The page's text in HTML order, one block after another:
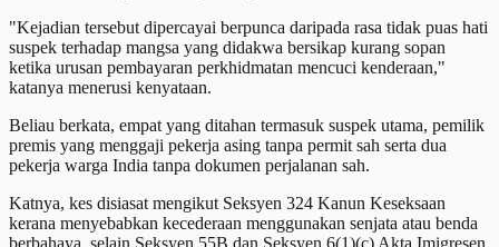
"Kejadian tersebut dipercayai berpunca daripada rasa tidak puas hati
suspek terhadap mangsa yang didakwa bersikap kurang sopan
ketika urusan pembayaran perkhidmatan mencuci kenderaan,"
katanya menerusi kenyataan.
Beliau berkata, empat yang ditahan termasuk suspek utama, pemilik
premis yang menggaji pekerja asing tanpa permit sah serta dua
pekerja warga India tanpa dokumen perjalanan sah.
Katnya, kes disiasat mengikut Seksyen 324 Kanun Keseksaan
kerana menyebabkan kecederaan menggunakan senjata atau benda
berbahaya, selain Seksyen 55B dan Seksyen 6(1)(c) Akta Imigresen